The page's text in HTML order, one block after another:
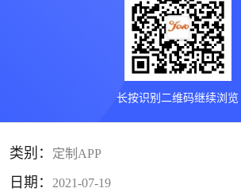
长按识别二维码继续浏览
类别： 定制APP
日期： 2021-07-19